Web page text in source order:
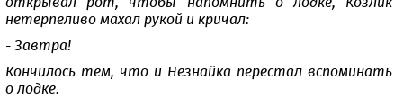
нетерпеливо махал рукой и кричал:
- Завтра!
Кончилось тем, что и Незнайка перестал вспоминать
о лодке.